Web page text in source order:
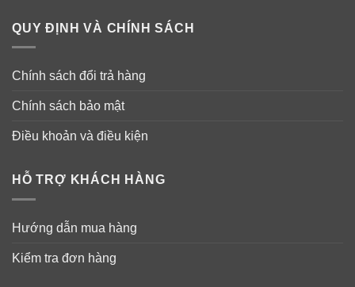
QUY ĐỊNH VÀ CHÍNH SÁCH
Chính sách đổi trả hàng
Chính sách bảo mật
Điều khoản và điều kiện
HỖ TRỢ KHÁCH HÀNG
Hướng dẫn mua hàng
Kiểm tra đơn hàng